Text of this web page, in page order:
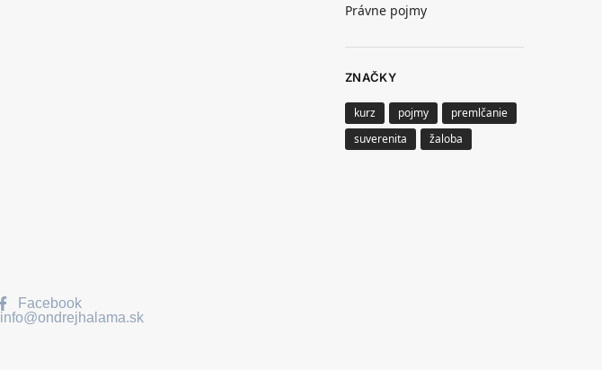
Právne pojmy
ZNAČKY
kurz pojmy
premlčanie
suverenita
žaloba
Facebook
info@ondrejhalama.sk